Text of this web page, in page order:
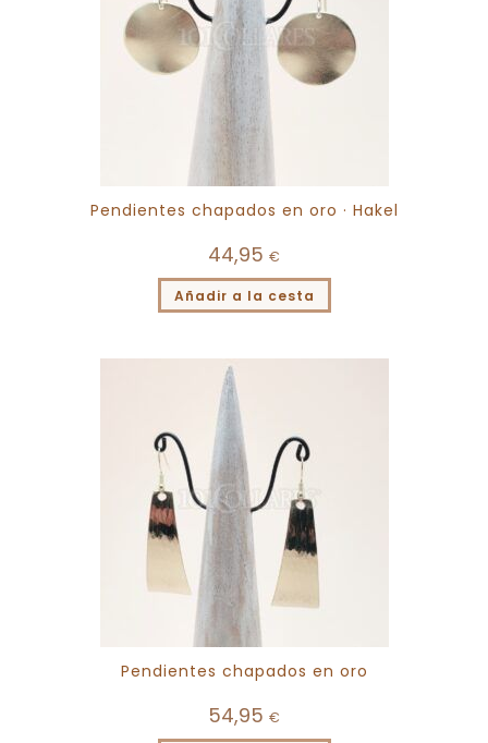
Pendientes chapados en oro · Hakel
44,95 €
Añadir a la cesta
Pendientes chapados en oro
54,95 €